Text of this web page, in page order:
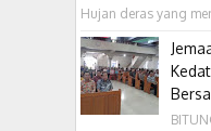
Hujan deras yang